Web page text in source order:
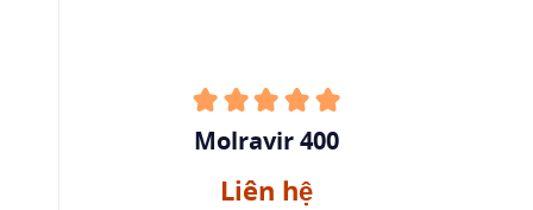
Hãng dược phẩm Merck đã cho những bệnh
nhân mắc SARS-CoV-2 là những bệnh nhân cao
tuổi hoặc có các bệnh nền khác. Và kết quả thu
Molravir 400
Liên hệ